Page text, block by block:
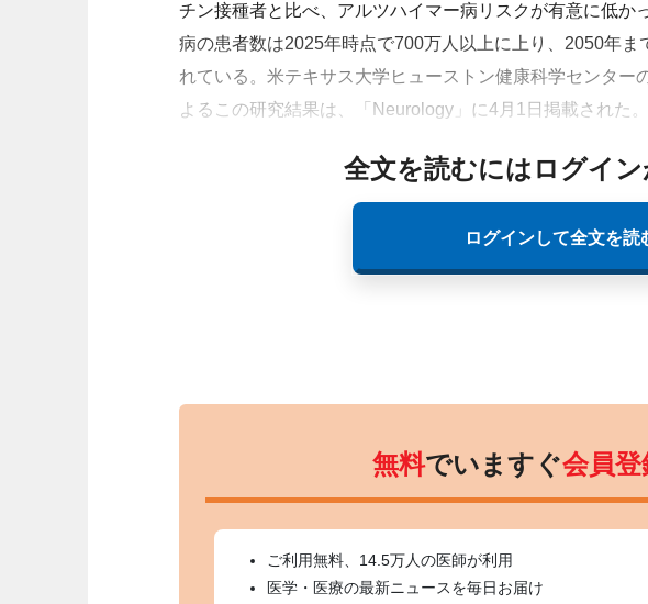
チン接種者と比べ、アルツハイマー病リスクが有意に低か
病の患者数は2025年時点で700万人以上に上り、2050年ま
れている。米テキサス大学ヒューストン健康科学センター
よるこの研究結果は、「Neurology」に4月1日掲載された。
全文を読むにはログイ
ログインして全文を読
無料でいますぐ会員登
ご利用無料、14.5万人の医師が利用
医学・医療の最新ニュースを毎日お届け